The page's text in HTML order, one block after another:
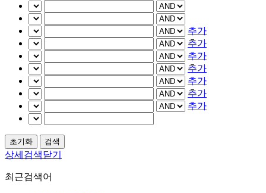
추가
추가
추가
추가
추가
추가
추가
상세검색닫기
최근검색어